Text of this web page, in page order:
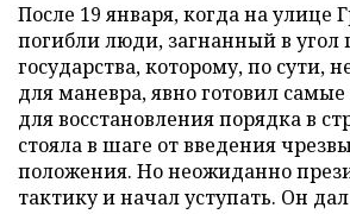
После 19 января, когда на улице
погибли люди, загнанный в угол
государства, которому, по сути,
для маневра, явно готовил
для восстановления порядка в
стояла в шаге от введения
положения. Но неожиданно
тактику и начал уступать. Он